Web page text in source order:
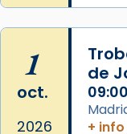
1
oct.
2026
de
09:00
+ info